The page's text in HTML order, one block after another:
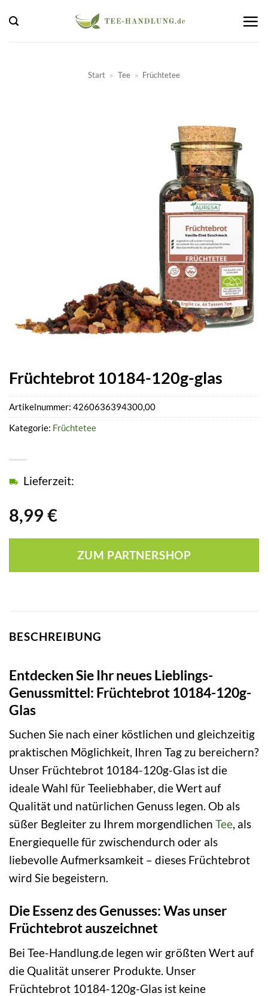
Inhalt
springen
Start » Tee » Früchtetee
Früchtebrot 10184-120g-glas
8,99 €
Lieferzeit:
ZUM PARTNERSHOP
Artikelnummer: 4260636394300,00
Kategorie: Früchtetee
BESCHREIBUNG
Entdecken Sie Ihr neues Lieblings-
Genussmittel: Früchtebrot 10184-120g-
Glas
Suchen Sie nach einer köstlichen und gleichzeitig
praktischen Möglichkeit, Ihren Tag zu bereichern?
Unser Früchtebrot 10184-120g-Glas ist die
ideale Wahl für Teeliebhaber, die Wert auf
Qualität und natürlichen Genuss legen. Ob als
süßer Begleiter zu Ihrem morgendlichen Tee, als
Energiequelle für zwischendurch oder als
liebevolle Aufmerksamkeit – dieses Früchtebrot
wird Sie begeistern.
Die Essenz des Genusses: Was unser
Früchtebrot auszeichnet
Bei Tee-Handlung.de legen wir größten Wert auf
die Qualität unserer Produkte. Unser
Früchtebrot 10184-120g-Glas ist keine